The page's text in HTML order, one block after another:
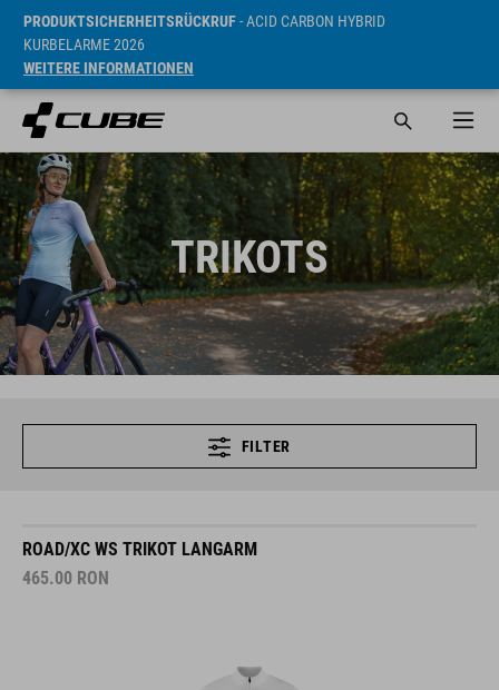
PRODUKTSICHERHEITSRÜCKRUF- ACID CARBON HYBRID
KURBELARME 2026
WEITERE INFORMATIONEN
TRIKOTS
FILTER
ROAD/XC WS TRIKOT LANGARM
465.00 RON